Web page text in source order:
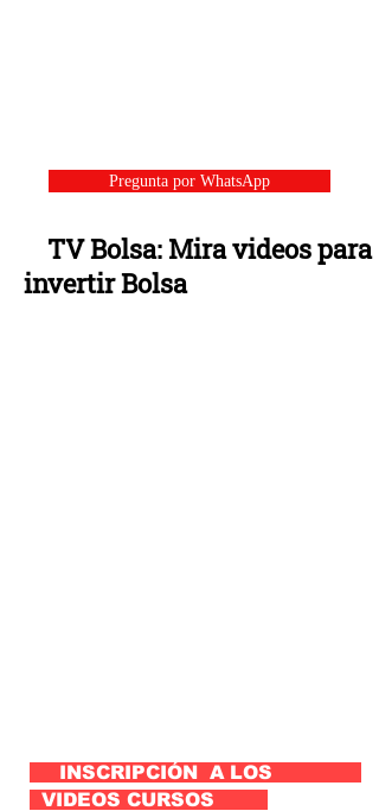
Pregunta por WhatsApp
TV Bolsa: Mira videos para
invertir Bolsa
INSCRIPCIÓN A LOS
VIDEOS CURSOS